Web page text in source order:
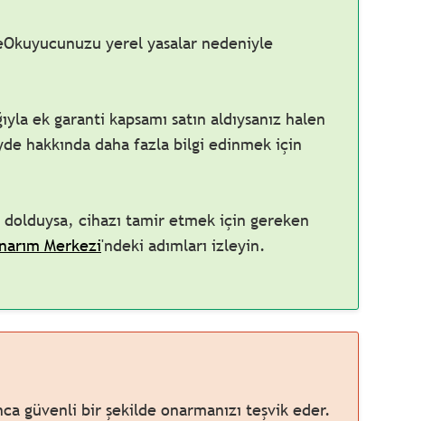
yerel yasalar nedeniyle
ek garanti kapsamı satın aldıysanız halen
hakkında daha fazla bilgi edinmek için
dolduysa, cihazı tamir etmek için gereken
Merkezi'ndeki adımları izleyin.
güvenli bir şekilde onarmanızı teşvik eder.